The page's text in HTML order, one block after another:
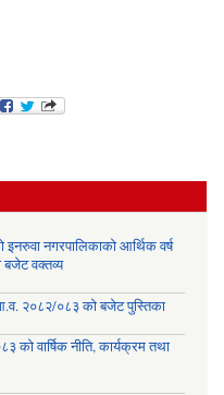
नगरपालिकाको आर्थिक वर्ष
बजेट वक्तव्य
२०८२/०८३ को बजेट पुस्तिका
को वार्षिक नीति, कार्यक्रम तथा